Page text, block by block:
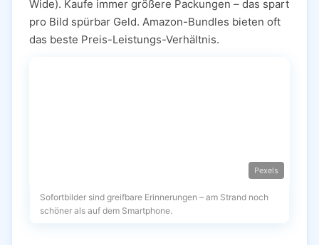
Wide). Kaufe immer größere Packungen – das spart
pro Bild spürbar Geld. Amazon-Bundles bieten oft
das beste Preis-Leistungs-Verhältnis.
Pexels
Sofortbilder sind greifbare Erinnerungen – am Strand noch
schöner als auf dem Smartphone.